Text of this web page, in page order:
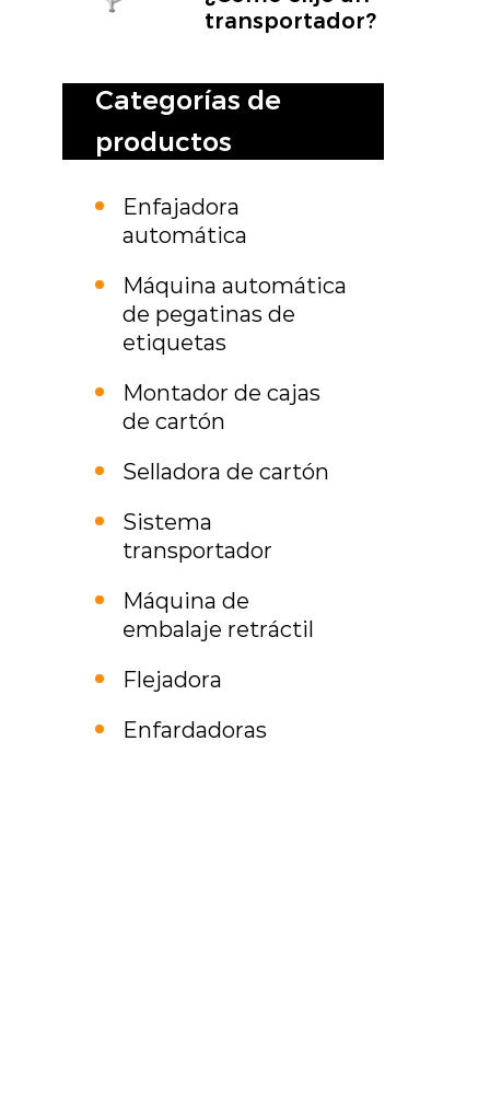
transportador?
Categorías de
productos
Enfajadora
automática
Máquina automática
de pegatinas de
etiquetas
Montador de cajas
de cartón
Selladora de cartón
Sistema
transportador
Máquina de
embalaje retráctil
Flejadora
Enfardadoras